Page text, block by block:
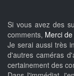
Si vous avez des
comments, Merci
Je serai aussi très
d'autres caméras
certainement des